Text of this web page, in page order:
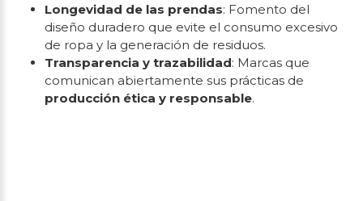
Longevidad de las prendas: Fomento del
diseño duradero que evite el consumo excesivo
de ropa y la generación de residuos.
Transparencia y trazabilidad: Marcas que
comunican abiertamente sus prácticas de
producción ética y responsable.